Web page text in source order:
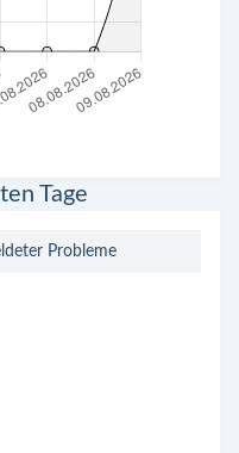
Tage
Probleme